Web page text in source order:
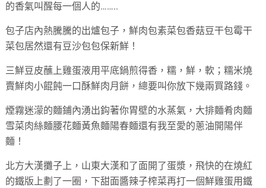
的香氣叫醒每一個人的……..
包子店內熱騰騰的出爐包子，鮮肉包素菜包香菇豆干包霉干
菜包居然還有豆沙包包保新鮮！
三鮮豆皮蘸上雞蛋液用平底鍋煎得香，糯，鮮，軟；糯米燒
賣鮮肉小餛飩一口酥鮮肉月餅，總要叫你放下幾兩買路錢。
煙霧迷濛的麵鋪內湧出鈎著你胃壁的水蒸氣， 大排麵肴肉麵
雪菜肉絲麵腰花麵黃魚麵陽春麵還有我至愛的蔥油開陽伴
麵！
北方大漢攤子上，山東大漢和了面開了蛋漿，飛快的在燒紅
的鐵版上劃了一圈， 下甜面醬辣子榨菜再打一個鮮雞蛋用鐵